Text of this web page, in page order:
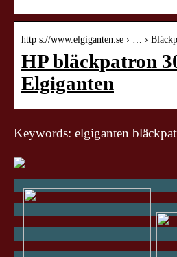
http s://www.elgiganten.se › … ›
HP bläckpatron
Elgiganten
Keywords: elgiganten